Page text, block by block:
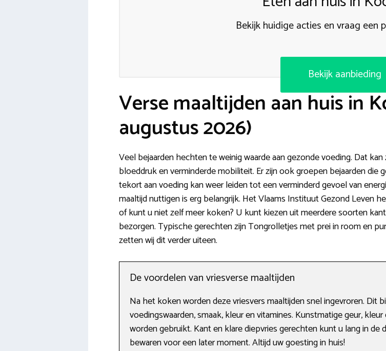
Bekijk huidige acties en vraag een
Bekijk aanbieding
Verse maaltijden aan huis in
augustus 2026)
Veel bejaarden hechten te weinig waarde aan gezonde voeding. Dat
bloeddruk en verminderde mobiliteit. Er zijn ook groepen bejaarden
tekort aan voeding kan weer leiden tot een verminderd gevoel van
maaltijd nuttigen is erg belangrijk. Het Vlaams Instituut Gezond Leven
of kunt u niet zelf meer koken? U kunt kiezen uit meerdere soorten
bezorgen. Typische gerechten zijn Tongrolletjes met prei in room en
zetten wij dit verder uiteen.
De voordelen van vriesverse maaltijden
Na het koken worden deze vriesvers maaltijden snel ingevroren. Dit
voedingswaarden, smaak, kleur en vitamines. Kunstmatige geur,
worden gebruikt. Kant en klare diepvries gerechten kunt u lang in
bewaren voor een later moment. Altijd uw goesting in huis!